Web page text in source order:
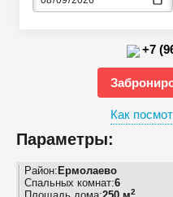
+7
Как
Параметры:
Район: Ермолаево
Спальных комнат:6
2